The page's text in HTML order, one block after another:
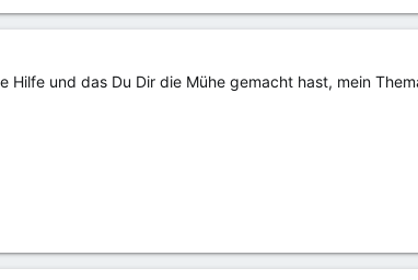
Hilfe und das Du Dir die Mühe gemacht hast, mein